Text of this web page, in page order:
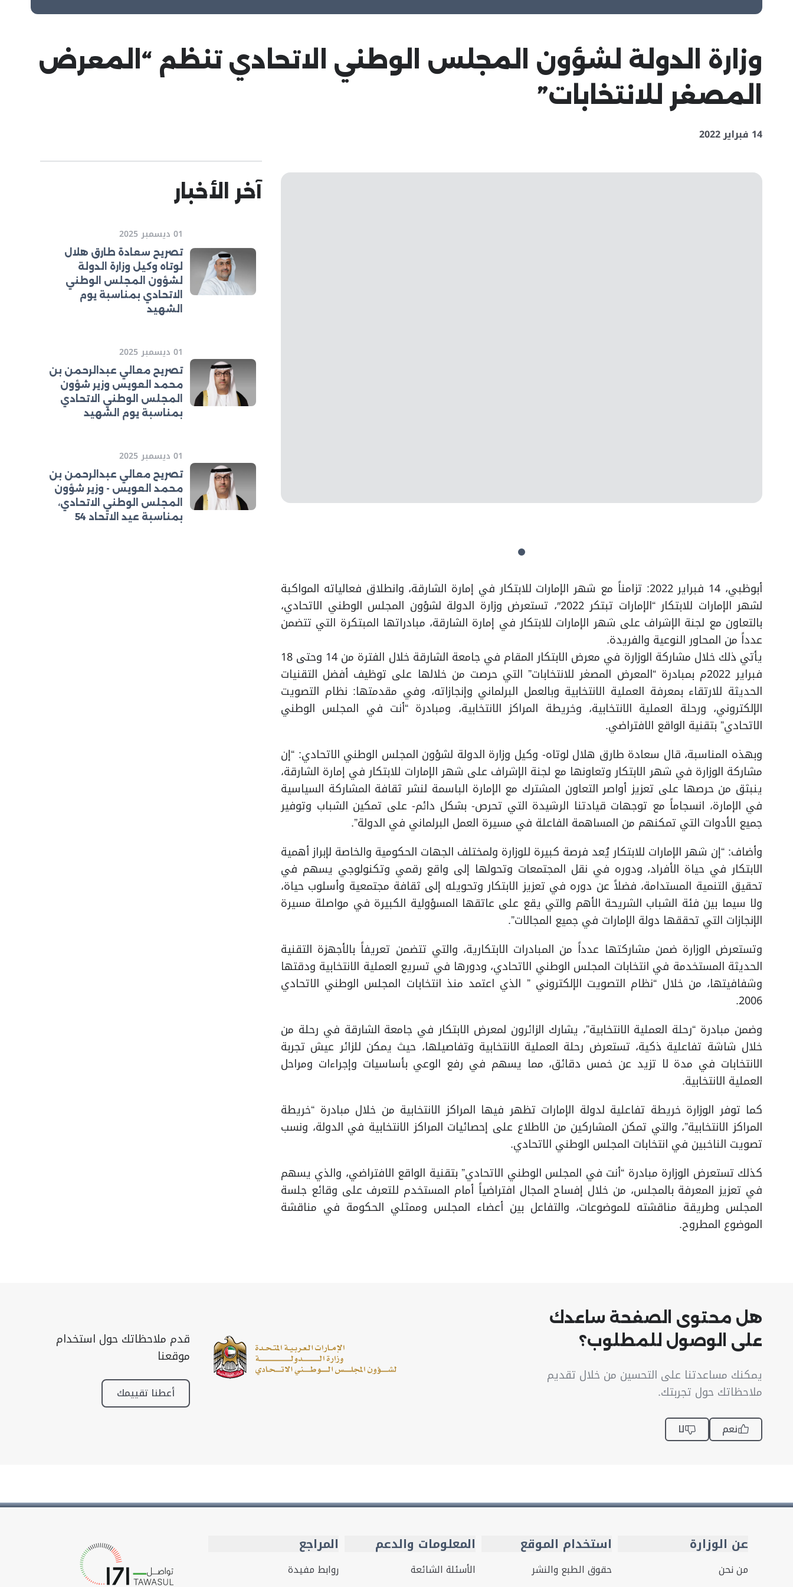
وزارة الدولة لشؤون المجلس الوطني الاتحادي تنظم “المعرض
المصغر للانتخابات”
14 فبراير 2022
أبوظبي، 14 فبراير 2022: تزامناً مع شهر الإمارات للابتكار في إمارة الشارقة، وانطلاق فعالياته المواكبة
لشهر الإمارات للابتكار “الإمارات تبتكر 2022″، تستعرض وزارة الدولة لشؤون المجلس الوطني الاتحادي،
بالتعاون مع لجنة الإشراف على شهر الإمارات للابتكار في إمارة الشارقة، مبادراتها المبتكرة التي تتضمن
عدداً من المحاور النوعية والفريدة.
يأتي ذلك خلال مشاركة الوزارة في معرض الابتكار المقام في جامعة الشارقة خلال الفترة من 14 وحتى 18
فبراير 2022م بمبادرة “المعرض المصغر للانتخابات” التي حرصت من خلالها على توظيف أفضل التقنيات
الحديثة للارتقاء بمعرفة العملية الانتخابية وبالعمل البرلماني وإنجازاته، وفي مقدمتها: نظام التصويت
الإلكتروني، ورحلة العملية الانتخابية، وخريطة المراكز الانتخابية، ومبادرة “أنت في المجلس الوطني
الاتحادي” بتقنية الواقع الافتراضي.
وبهذه المناسبة، قال سعادة طارق هلال لوتاه- وكيل وزارة الدولة لشؤون المجلس الوطني الاتحادي: “إن
مشاركة الوزارة في شهر الابتكار وتعاونها مع لجنة الإشراف على شهر الإمارات للابتكار في إمارة الشارقة،
ينبثق من حرصها على تعزيز أواصر التعاون المشترك مع الإمارة الباسمة لنشر ثقافة المشاركة السياسية
في الإمارة، انسجاماً مع توجهات قيادتنا الرشيدة التي تحرص- بشكل دائم- على تمكين الشباب وتوفير
جميع الأدوات التي تمكنهم من المساهمة الفاعلة في مسيرة العمل البرلماني في الدولة”.
وأضاف: “إن شهر الإمارات للابتكار يُعد فرصة كبيرة للوزارة ولمختلف الجهات الحكومية والخاصة لإبراز أهمية
الابتكار في حياة الأفراد، ودوره في نقل المجتمعات وتحولها إلى واقع رقمي وتكنولوجي يسهم في
تحقيق التنمية المستدامة، فضلاً عن دوره في تعزيز الابتكار وتحويله إلى ثقافة مجتمعية وأسلوب حياة،
ولا سيما بين فئة الشباب الشريحة الأهم والتي يقع على عاتقها المسؤولية الكبيرة في مواصلة مسيرة
الإنجازات التي تحققها دولة الإمارات في جميع المجالات”.
وتستعرض الوزارة ضمن مشاركتها عدداً من المبادرات الابتكارية، والتي تتضمن تعريفاً بالأجهزة التقنية
الحديثة المستخدمة في انتخابات المجلس الوطني الاتحادي، ودورها في تسريع العملية الانتخابية ودقتها
وشفافيتها، من خلال “نظام التصويت الإلكتروني ” الذي اعتمد منذ انتخابات المجلس الوطني الاتحادي
2006.
وضمن مبادرة “رحلة العملية الانتخابية”، يشارك الزائرون لمعرض الابتكار في جامعة الشارقة في رحلة من
خلال شاشة تفاعلية ذكية، تستعرض رحلة العملية الانتخابية وتفاصيلها، حيث يمكن للزائر عيش تجربة
الانتخابات في مدة لا تزيد عن خمس دقائق، مما يسهم في رفع الوعي بأساسيات وإجراءات ومراحل
العملية الانتخابية.
كما توفر الوزارة خريطة تفاعلية لدولة الإمارات تظهر فيها المراكز الانتخابية من خلال مبادرة “خريطة
المراكز الانتخابية”، والتي تمكن المشاركين من الاطلاع على إحصائيات المراكز الانتخابية في الدولة، ونسب
تصويت الناخبين في انتخابات المجلس الوطني الاتحادي.
كذلك تستعرض الوزارة مبادرة “أنت في المجلس الوطني الاتحادي” بتقنية الواقع الافتراضي، والذي يسهم
في تعزيز المعرفة بالمجلس، من خلال إفساح المجال افتراضياً أمام المستخدم للتعرف على وقائع جلسة
المجلس وطريقة مناقشته للموضوعات، والتفاعل بين أعضاء المجلس وممثلي الحكومة في مناقشة
الموضوع المطروح.
آخر الأخبار
01 ديسمبر 2025
تصريح سعادة طارق هلال
لوتاه وكيل وزارة الدولة
لشؤون المجلس الوطني
الاتحادي بمناسبة يوم
الشهيد
01 ديسمبر 2025
تصريح معالي عبدالرحمن بن
محمد العويس وزير شؤون
المجلس الوطني الاتحادي
بمناسبة يوم الشهيد
01 ديسمبر 2025
تصريح معالي عبدالرحمن بن
محمد العويس - وزير شؤون
المجلس الوطني الاتحادي،
بمناسبة عيد الاتحاد 54
هل محتوى الصفحة ساعدك
على الوصول للمطلوب؟
يمكنك مساعدتنا على التحسين من خلال تقديم
ملاحظاتك حول تجربتك.
نعم لا
قدم ملاحظاتك حول استخدام
موقعنا
أعطنا تقييمك
عن الوزارة
من نحن
استخدام الموقع
حقوق الطبع والنشر
المعلومات والدعم
الأسئلة الشائعة
المراجع
روابط مفيدة